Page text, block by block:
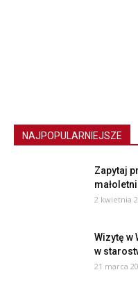
NAJPOPULARNIEJSZE
Zapytaj
2 kwietnia
Wizytę w
w
21 marca